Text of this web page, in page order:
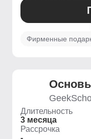
Фирменные
Длительность
3 месяца
Рассрочка